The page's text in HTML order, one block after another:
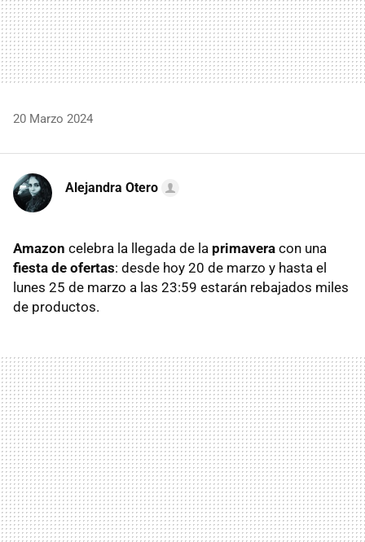
20 Marzo 2024
Alejandra Otero
Amazon celebra la llegada de la primavera con una
fiesta de ofertas: desde hoy 20 de marzo y hasta el
lunes 25 de marzo a las 23:59 estarán rebajados miles
de productos.